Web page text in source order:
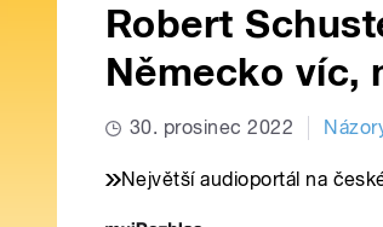
Robert
Německo víc,
30. prosinec 2022
Největší audioportál na